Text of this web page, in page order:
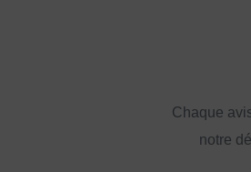
Chaque
notre